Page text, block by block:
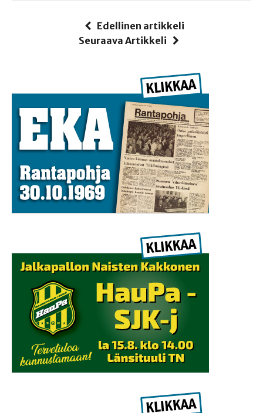
Edellinen artikkeli
Seuraava Artikkeli